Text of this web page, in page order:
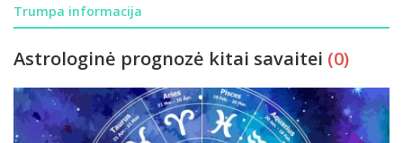
Trumpa informacija
Astrologinė prognozė kitai savaitei (0)